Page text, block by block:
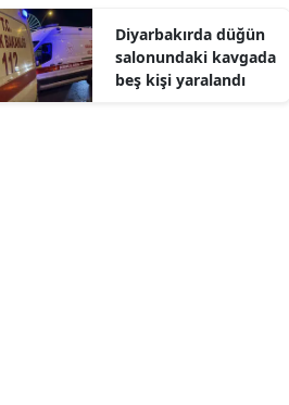
Erzincan
Erzurum
Diyarbakırda düğün
salonundaki kavgada
beş kişi yaralandı